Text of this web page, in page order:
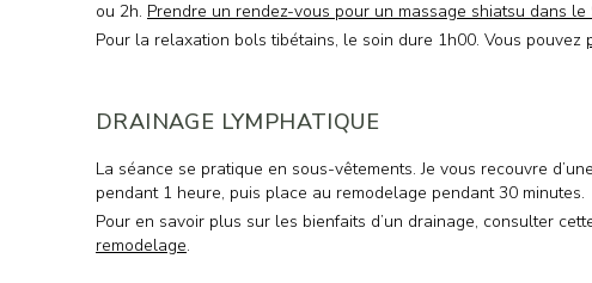
ou 2h. Prendre un rendez-vous pour un massage shiatsu dans le
Pour la relaxation bols tibétains, le soin dure 1h00. Vous pouvez
DRAINAGE LYMPHATIQUE
La séance se pratique en sous-vêtements. Je vous recouvre
pendant 1 heure, puis place au remodelage pendant 30 minutes.
Pour en savoir plus sur les bienfaits d’un drainage, consulter
remodelage.